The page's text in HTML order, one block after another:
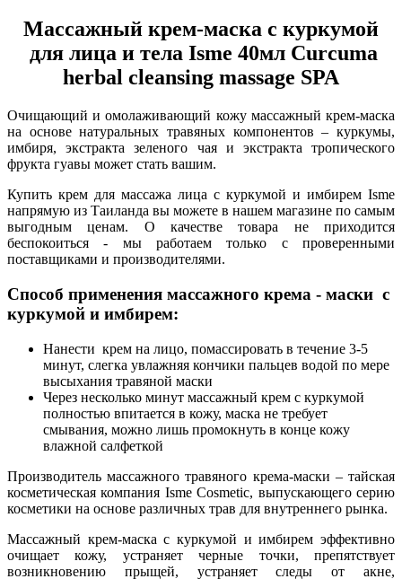
Массажный крем-маска с куркумой
для лица и тела Isme 40мл Curcuma
herbal cleansing massage SPA
Очищающий и омолаживающий кожу массажный крем-маска
на основе натуральных травяных компонентов – куркумы,
имбиря, экстракта зеленого чая и экстракта тропического
фрукта гуавы может стать вашим.
Купить крем для массажа лица с куркумой и имбирем Isme
напрямую из Таиланда вы можете в нашем магазине по самым
выгодным ценам. О качестве товара не приходится
беспокоиться - мы работаем только с проверенными
поставщиками и производителями.
Способ применения массажного крема - маски с
куркумой и имбирем:
Нанести крем на лицо, помассировать в течение 3-5
минут, слегка увлажняя кончики пальцев водой по мере
высыхания травяной маски
Через несколько минут массажный крем с куркумой
полностью впитается в кожу, маска не требует
смывания, можно лишь промокнуть в конце кожу
влажной салфеткой
Производитель массажного травяного крема-маски – тайская
косметическая компания Isme Cosmetic, выпускающего серию
косметики на основе различных трав для внутреннего рынка.
Массажный крем-маска с куркумой и имбирем эффективно
очищает кожу, устраняет черные точки, препятствует
возникновению прыщей, устраняет следы от акне,